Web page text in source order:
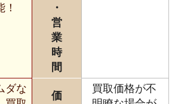
・
営
業
時
間
ダな
価
買取価格が不